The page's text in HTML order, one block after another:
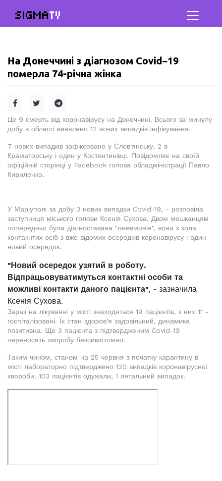
SIGMATV
На Донеччині з діагнозом Covid−19
померла 74-річна жінка
Це 9 смерть від коронавірусу на Донеччині. Всього за минулу
добу в області виявлено 12 нових випадків інфікування.
7 нових випадків зафіксовано у Слов'янську, 2 в
Краматорську і один у Костянтинівці. Повідомляє на своїй
офіційній сторінці у Facebook голова обладміністрації Павло
Кириленко.
У Маріуполі за добу 3 нових випадки Covid-19, - розповіла
заступниця міського голови Ксенія Сухова. Двом мешканцям
попередньо була діагноставана "пневмонія", вони з кола
контакнтих осіб з вже відомих осередків коронавірусу і один
новий осередок.
"Новий осередок узятий в роботу.
Відпрацьовуватимуться контактні особи та
можливі контакти даного пацієнта", - зазначила
Ксенія Сухова.
Зараз на лікуванні у місті знаходяться 19 пацієнтів, з них 11 -
госпіталізовані. Їх стан здоров'я задовільний, динамика
позитивна. Ще 3 пацієнта з підтвердженим Covid-19
переносять хворобу безсимптомно.
Таким чином, станом на 25 червня з початку карантину в
місті лабораторно підтверджено 120 випадків коронавірусної
хвороби. 103 пацієнтів одужали, 1 летальний випадок.